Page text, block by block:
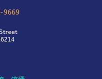
9669